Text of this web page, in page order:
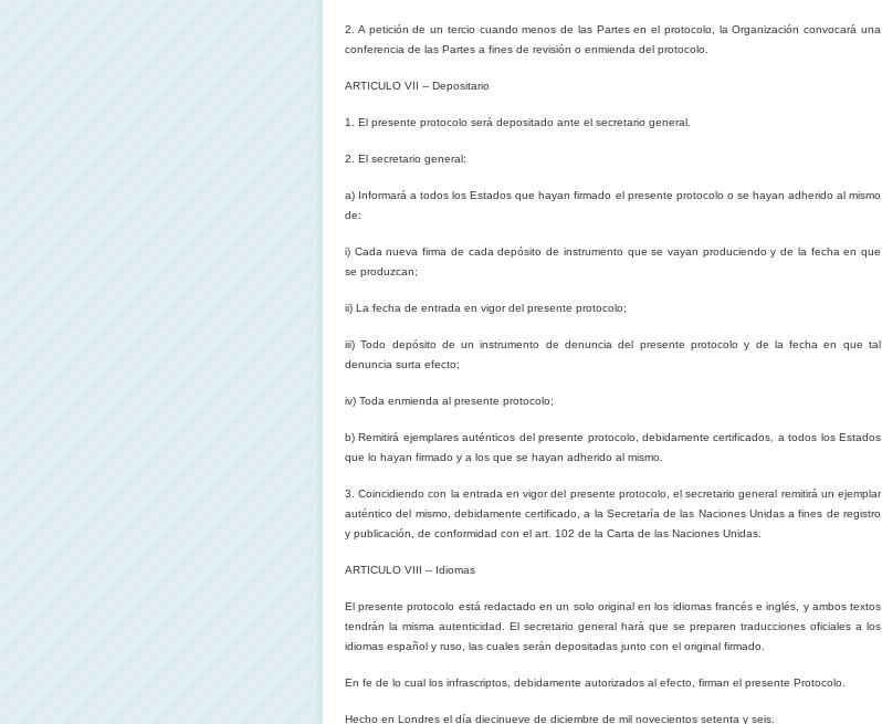
2. Apetición de un tercio cuando menos de las Partes en el protocolo, la Organización convocará una
conferencia de las Partes a fines de revisión o enmienda del protocolo.
ARTICULO VII -- Depositario
1. El presente protocolo será depositado ante el secretario general.
2. El secretario general:
a) Informará a todos los Estados que hayan firmado el presente protocolo o se hayan adherido al mismo
de:
i) Cada nueva firma de cada depósito de instrumento que se vayan produciendo y de la fecha en que
se produzcan;
ii) La fecha de entrada en vigor del presente protocolo;
iii) Todo depósito de un instrumento de denuncia del presente protocolo y de la fecha en que tal
denuncia surta efecto;
iv) Toda enmienda al presente protocolo;
b) Remitirá ejemplares auténticos del presente protocolo, debidamente certificados, a todos los Estados
que lo hayan firmado y a los que se hayan adherido al mismo.
3. Coincidiendo con la entrada en vigor del presente protocolo, el secretario general remitirá un ejemplar
auténtico del mismo, debidamente certificado, a la Secretaría de las Naciones Unidas a fines de registro
y publicación, de conformidad con el art. 102 de la Carta de las Naciones Unidas.
ARTICULO VIII -- Idiomas
El presente protocolo está redactado en un solo original en los idiomas francés e inglés, y ambos textos
tendrán la misma autenticidad. El secretario general hará que se preparen traducciones oficiales a los
idiomas español y ruso, las cuales serán depositadas junto con el original firmado.
En fe de lo cual los infrascriptos, debidamente autorizados al efecto, firman el presente Protocolo.
Hecho en Londres el día diecinueve de diciembre de mil novecientos setenta y seis.